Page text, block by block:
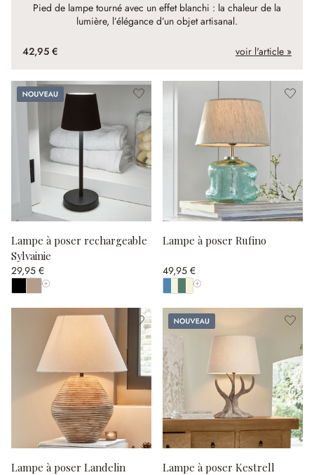
Pied de lampe tourné avec un effet blanchi : la chaleur de la
lumière, l’élégance d’un objet artisanal.
42,95 € voir l'article »
Nouveau
Lampe à poser rechargeable
Sylvainie
29,95 €
Afficher toutes les couleurs
Lampe à poser Rufino
49,95 €
Afficher toutes les couleurs
Lampe à poser Landelin
Nouveau
Lampe à poser Kestrell